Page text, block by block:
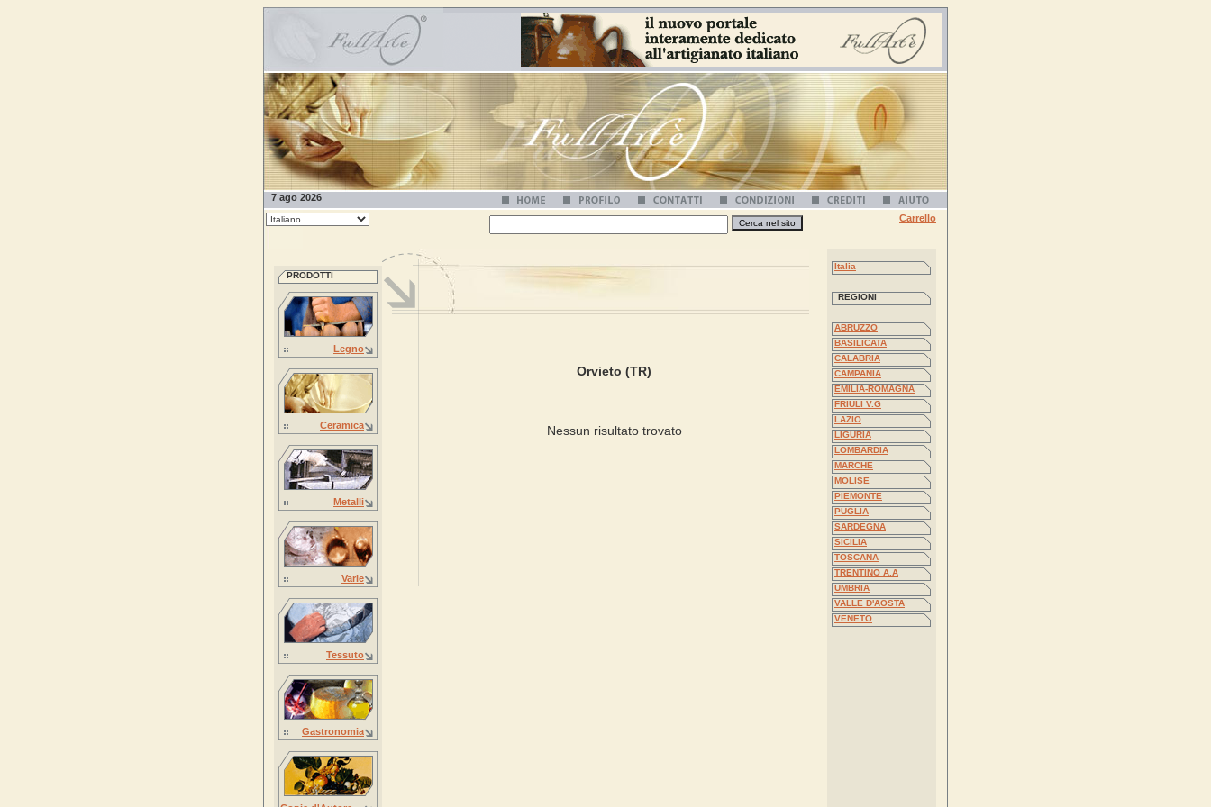
7 ago 2026
Carrello
PRODOTTI
Legno
Ceramica
Metalli
Varie
Tessuto
Gastronomia
Italia
REGIONI
ABRUZZO
BASILICATA
CALABRIA
CAMPANIA
EMILIA-ROMAGNA
FRIULI V.G
LAZIO
LIGURIA
LOMBARDIA
MARCHE
MOLISE
PIEMONTE
PUGLIA
SARDEGNA
SICILIA
TOSCANA
TRENTINO A.A
UMBRIA
VALLE D'AOSTA
VENETO
Orvieto (TR)
Nessun risultato trovato